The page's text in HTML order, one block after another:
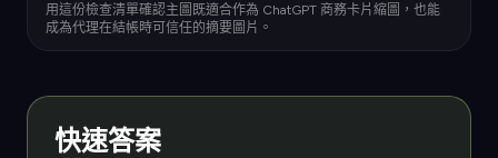
用這份檢查清單確認主圖既適合作為 ChatGPT 商務卡片縮圖，也能
成為代理在結帳時可信任的摘要圖片。
快速答案